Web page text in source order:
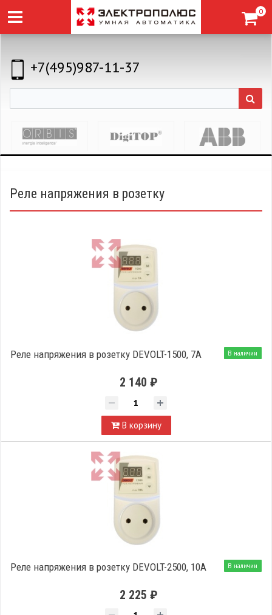
0
+7(495)987-11-37
Реле напряжения в розетку
В наличии
Реле напряжения в розетку DEVOLT-1500, 7A
2 140 ₽
В корзину
В наличии
Реле напряжения в розетку DEVOLT-2500, 10A
2 225 ₽